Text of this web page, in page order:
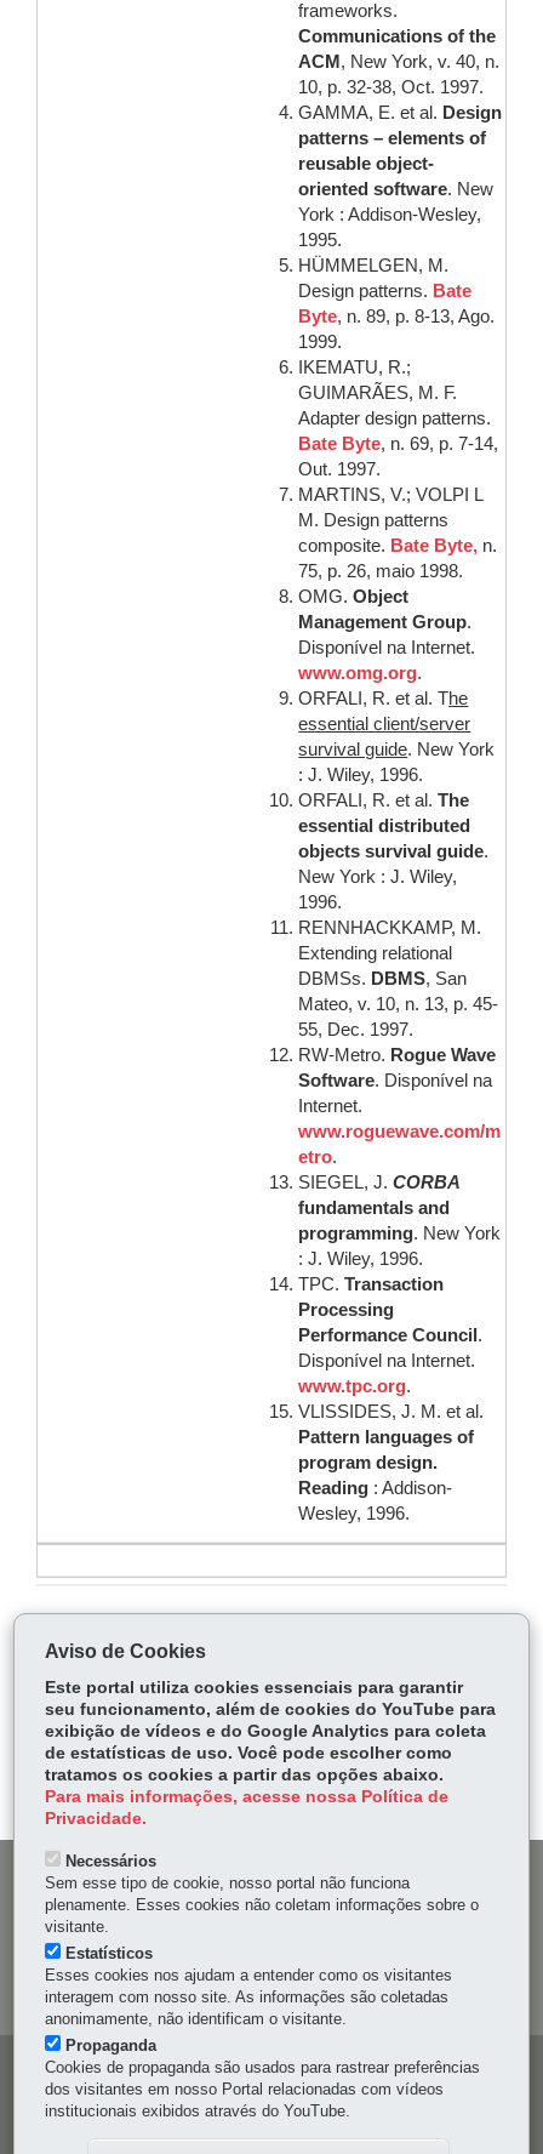
frameworks.
Communications of the
ACM , New York, v. 40, n.
10, p. 32-38, Oct. 1997.
GAMMA, E. et al. Design
patterns – elements of
reusable object-
oriented software. New
York : Addison-Wesley,
1995.
HÜMMELGEN, M.
Design patterns. Bate
Byte, n. 89, p. 8-13, Ago.
1999.
IKEMATU, R.;
GUIMARÃES, M. F.
Adapter design patterns.
Bate Byte, n. 69, p. 7-14,
Out. 1997.
MARTINS, V.; VOLPI L
M. Design patterns
composite. Bate Byte, n.
75, p. 26, maio 1998.
OMG.Object
Management Group.
Disponível na Internet.
www.omg.org.
ORFALI, R. et al. The
essential client/server
survival guide. New York
: J. Wiley, 1996.
ORFALI, R. et al.The
essential distributed
objects survival guide.
New York : J. Wiley,
1996.
RENNHACKKAMP, M.
Extending relational
DBMSs. DBMS, San
Mateo, v. 10, n. 13, p. 45-
55, Dec. 1997.
RW-Metro. Rogue Wave
Software. Disponível na
Internet.
www.roguewave.com/m
etro.
SIEGEL, J.CORBA
fundamentals and
programming. New York
: J. Wiley, 1996.
TPC.Transaction
Processing
Performance Council .
Disponível na Internet.
www.tpc.org.
VLISSIDES, J. M. et al.
Pattern languages of
program design.
Reading : Addison-
Wesley, 1996.
ce
bo
ok
Tw
itt
er
ha
ts
Ap
p
Voltar Início Imprimir Baixar
MAPA DO SITE
DENUNCIE CORRUPÇÃO
OUVIDORIA
Navegação
principal
Aviso de Cookies
Este portal utiliza cookies essenciais para garantir
seu funcionamento, além de cookies do YouTube para
exibição de vídeos e do Google Analytics para coleta
de estatísticas de uso. Você pode escolher como
tratamos os cookies a partir das opções abaixo.
Para mais informações, acesse nossa Política de
Privacidade.
Necessários
Sem esse tipo de cookie, nosso portal não funciona
plenamente. Esses cookies não coletam informações sobre o
visitante.
Estatísticos
Esses cookies nos ajudam a entender como os visitantes
interagem com nosso site. As informações são coletadas
anonimamente, não identificam o visitante.
Propaganda
Cookies de propaganda são usados para rastrear preferências
dos visitantes em nosso Portal relacionadas com vídeos
institucionais exibidos através do YouTube.